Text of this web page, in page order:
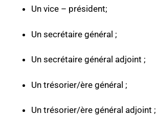
Un vice – président;
Un secrétaire général ;
Un secrétaire général adjoint ;
Un trésorier/ère général ;
Un trésorier/ère général adjoint ;